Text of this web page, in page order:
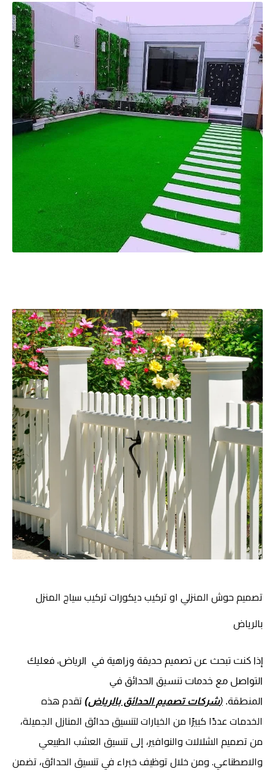
تصميم حوش المنزلي او تركيب ديكورات تركيب سياج المنزل
بالرياض
إذا كنت تبحث عن تصميم حديقة وزاهية في الرياض، فعليك
التواصل مع خدمات تنسيق الحدائق في
المنطقة. (شركات تصميم الحدائق بالرياض) تقدم هذه
الخدمات عددًا كبيرًا من الخيارات لتنسيق حدائق المنازل الجميلة،
من تصميم الشلالات والنوافير، إلى تنسيق العشب الطبيعي
والاصطناعي. ومن خلال توظيف خبراء في تنسيق الحدائق، تضمن